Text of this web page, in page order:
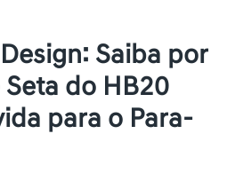
Saiba por
do HB20
para o Para-